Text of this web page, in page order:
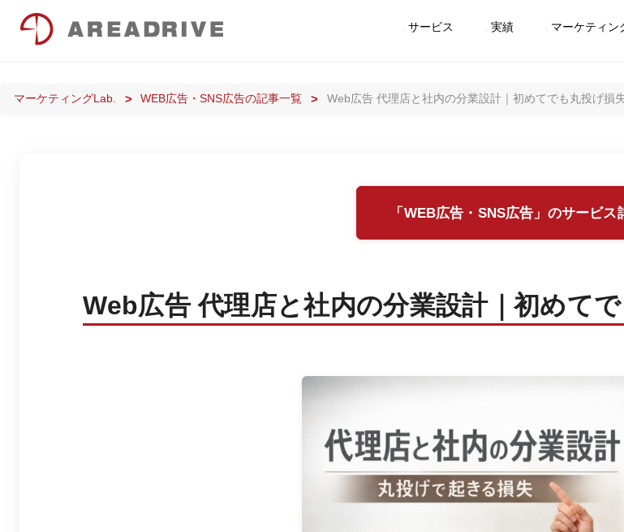
サービス 実績 マーケティン
マーケティングLab. WEB広告・SNS広告の記事一覧 Web広告 代理店と社内の分業設計｜初めてでも丸投げ損
「WEB広告・SNS広告」のサービス
Web広告 代理店と社内の分業設計｜初めて